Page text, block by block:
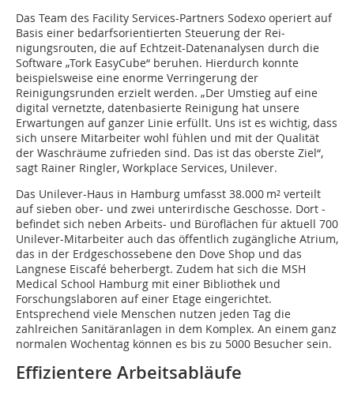
Das Team des Facility Services-Partners Sodexo operiert auf
Basis einer bedarfsorientierten Steuerung der Rei­
nigungsrouten, die auf Echtzeit-Datenanalysen durch die
Software „Tork EasyCube“ beruhen. Hierdurch konnte
beispielsweise eine enorme Verringerung der
Reinigungsrunden erzielt werden. „Der Umstieg auf eine
digital vernetzte, datenbasierte Reinigung hat unsere
Erwartungen auf ganzer Linie ­erfüllt. Uns ist es wichtig, dass
sich unsere Mitarbeiter wohl fühlen und mit der Qualität
der Waschräume zufrieden sind. Das ist das oberste Ziel“,
sagt Rainer Ringler, Workplace Services, Unilever.
Das Unilever-Haus in Hamburg umfasst 38.000 m² verteilt
auf sieben ober- und zwei unterirdische Geschosse. Dort ­
befindet sich neben Arbeits- und Büro­flächen für aktuell 700
Unilever-Mitarbeiter auch das öffentlich zugängliche Atrium,
das in der Erdgeschossebene den Dove Shop und das
Langnese Eiscafé beherbergt. Zudem hat sich die MSH
Medical School Hamburg mit einer Bibliothek und
Forschungslaboren auf einer Etage eingerichtet.
Entsprechend viele Menschen nutzen jeden Tag die
zahlreichen Sanitäranlagen in dem Komplex. An einem ganz
normalen Wochentag können es bis zu 5000 Besucher sein.
Effizientere Arbeitsabläufe